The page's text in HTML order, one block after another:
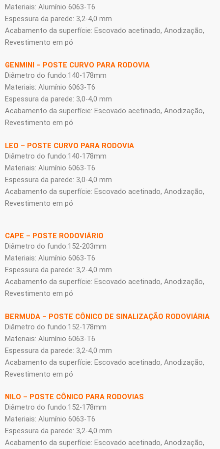
Materiais: Alumínio 6063-T6
Espessura da parede: 3,2-4,0 mm
Acabamento da superfície: Escovado acetinado, Anodização,
Revestimento em pó
GENMINI – POSTE CURVO PARA RODOVIA
Diâmetro do fundo:140-178mm
Materiais: Alumínio 6063-T6
Espessura da parede: 3,0-4,0 mm
Acabamento da superfície: Escovado acetinado, Anodização,
Revestimento em pó
LEO – POSTE CURVO PARA RODOVIA
Diâmetro do fundo:140-178mm
Materiais: Alumínio 6063-T6
Espessura da parede: 3,0-4,0 mm
Acabamento da superfície: Escovado acetinado, Anodização,
Revestimento em pó
CAPE – POSTE RODOVIÁRIO
Diâmetro do fundo:152-203mm
Materiais: Alumínio 6063-T6
Espessura da parede: 3,2-4,0 mm
Acabamento da superfície: Escovado acetinado, Anodização,
Revestimento em pó
BERMUDA – POSTE CÔNICO DE SINALIZAÇÃO RODOVIÁRIA
Diâmetro do fundo:152-178mm
Materiais: Alumínio 6063-T6
Espessura da parede: 3,2-4,0 mm
Acabamento da superfície: Escovado acetinado, Anodização,
Revestimento em pó
NILO – POSTE CÔNICO PARA RODOVIAS
Diâmetro do fundo:152-178mm
Materiais: Alumínio 6063-T6
Espessura da parede: 3,2-4,0 mm
Acabamento da superfície: Escovado acetinado, Anodização,